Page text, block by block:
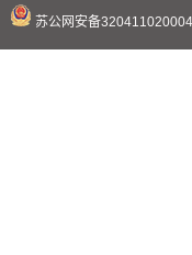
苏公网安备